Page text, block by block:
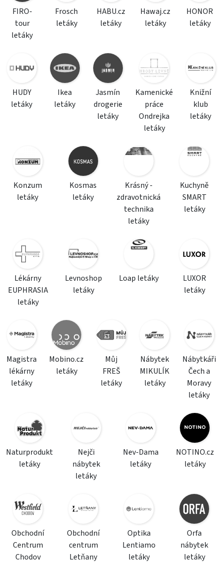
FIRO-
tour
letáky
Frosch
letáky
HABU.cz
letáky
Hawaj.cz
letáky
HONOR
letáky
HUDY
letáky
Ikea
letáky
Jasmín
drogerie
letáky
Kamenické
práce
Ondrejka
letáky
Knižní
klub
letáky
Konzum
letáky
Kosmas
letáky
Krásný -
zdravotnická
technika
letáky
Kuchyně
SMART
letáky
Lékárny
EUPHRASIA
letáky
Levnoshop
letáky
Loap letáky
LUXOR
letáky
Magistra
lékárny
letáky
Mobino.cz
letáky
Můj
FREŠ
letáky
Nábytek
MIKULÍK
letáky
Nábytkáři
Čech a
Moravy
letáky
Naturprodukt
letáky
Nejči
nábytek
letáky
Nev-Dama
letáky
NOTINO.cz
letáky
Obchodní
Centrum
Chodov
Obchodní
centrum
Letňany
Optika
Lentiamo
letáky
Orfa
nábytek
letáky